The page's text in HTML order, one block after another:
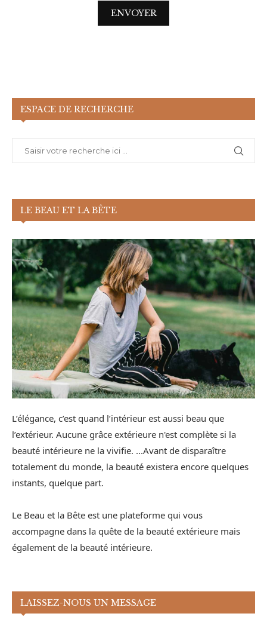
ESPACE DE RECHERCHE
LE BEAU ET LA BÊTE
L’élégance, c’est quand l’intérieur est aussi beau que
l’extérieur. Aucune grâce extérieure n'est complète si la
beauté intérieure ne la vivifie. ...Avant de disparaître
totalement du monde, la beauté existera encore quelques
instants, quelque part.
Le Beau et la Bête est une plateforme qui vous
accompagne dans la quête de la beauté extérieure mais
également de la beauté intérieure.
LAISSEZ-NOUS UN MESSAGE